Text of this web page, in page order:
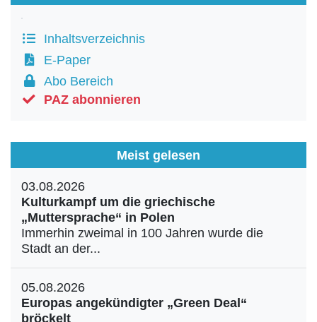
Inhaltsverzeichnis
E-Paper
Abo Bereich
PAZ abonnieren
Meist gelesen
03.08.2026
Kulturkampf um die griechische
„Muttersprache“ in Polen
Immerhin zweimal in 100 Jahren wurde die
Stadt an der...
05.08.2026
Europas angekündigter „Green Deal“
bröckelt